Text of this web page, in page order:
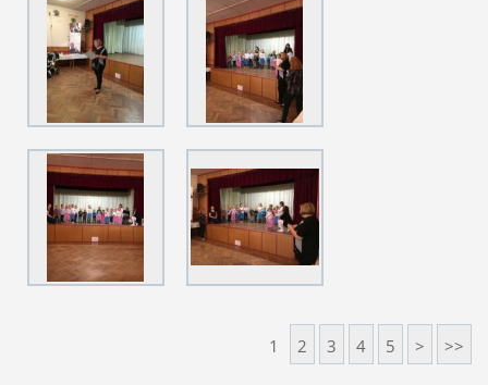
1 2 3 4 5 > >>